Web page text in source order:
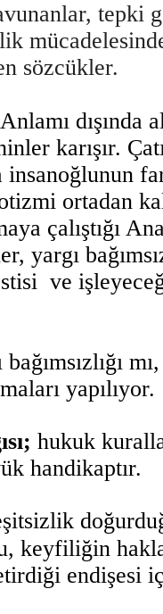
tepki
sözcükler.
dışında
karışır.
insanoğlunun
ortadan
çalıştığı
yargı
ve
yapılıyor.
hukuk
handikaptır.
keyfiliğin
endişesi